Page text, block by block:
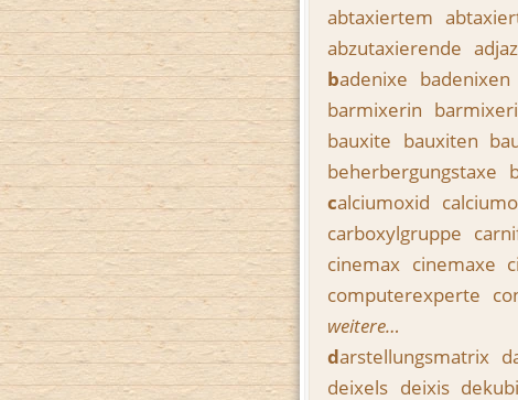
abtaxiertem
abzutaxierende
badenixe badenixen
barmixerin
bauxite bauxiten
beherbergungstaxe
calciumoxid
carboxylgruppe
cinemax cinemaxe
computerexperte
weitere…
darstellungsmatrix
deixels deixis